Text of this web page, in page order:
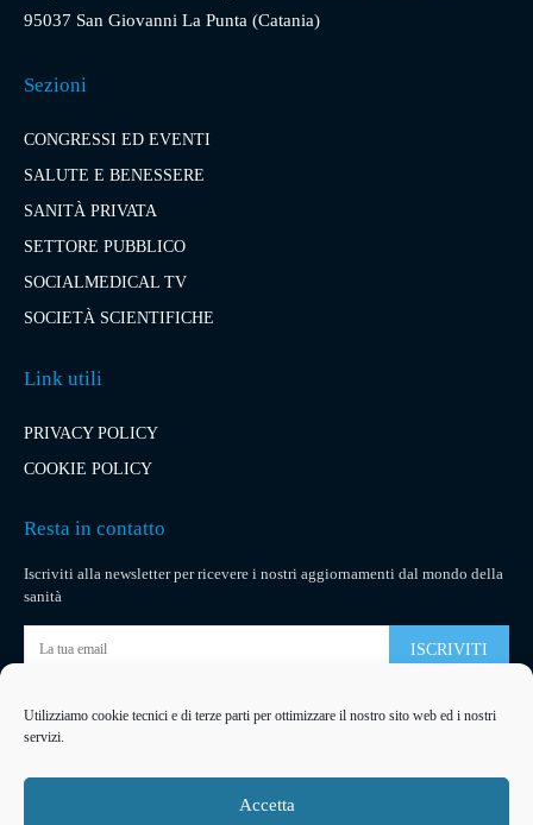
Utilizziamo cookie tecnici e di terze parti per ottimizzare il nostro sito web ed i nostri
servizi.
Accetta
95037 San Giovanni La Punta (Catania)
Sezioni
CONGRESSI ED EVENTI
SALUTE E BENESSERE
SANITÀ PRIVATA
SETTORE PUBBLICO
SOCIALMEDICAL TV
SOCIETÀ SCIENTIFICHE
Link utili
PRIVACY POLICY
COOKIE POLICY
Resta in contatto
Iscriviti alla newsletter per ricevere i nostri aggiornamenti dal mondo della
sanità
ISCRIVITI
Pubblicità
La tua pubblicità